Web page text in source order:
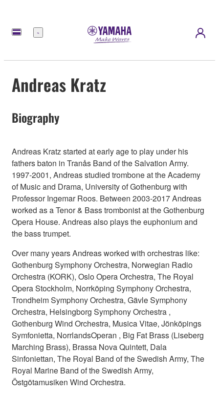
Menú
Andreas Kratz
Biography
Andreas Kratz started at early age to play under his
fathers baton in Tranås Band of the Salvation Army.
1997-2001, Andreas studied trombone at the Academy
of Music and Drama, University of Gothenburg with
Professor Ingemar Roos. Between 2003-2017 Andreas
worked as a Tenor & Bass trombonist at the Gothenburg
Opera House. Andreas also plays the euphonium and
the bass trumpet.
Over many years Andreas worked with orchestras like:
Gothenburg Symphony Orchestra, Norwegian Radio
Orchestra (KORK), Oslo Opera Orchestra, The Royal
Opera Stockholm, Norrköping Symphony Orchestra,
Trondheim Symphony Orchestra, Gävle Symphony
Orchestra, Helsingborg Symphony Orchestra ,
Gothenburg Wind Orchestra, Musica Vitae, Jönköpings
Symfonietta, NorrlandsOperan , Big Fat Brass (Liseberg
Marching Brass), Brassa Nova Quintett, Dala
Sinfoniettan, The Royal Band of the Swedish Army, The
Royal Marine Band of the Swedish Army,
Östgötamusiken Wind Orchestra.